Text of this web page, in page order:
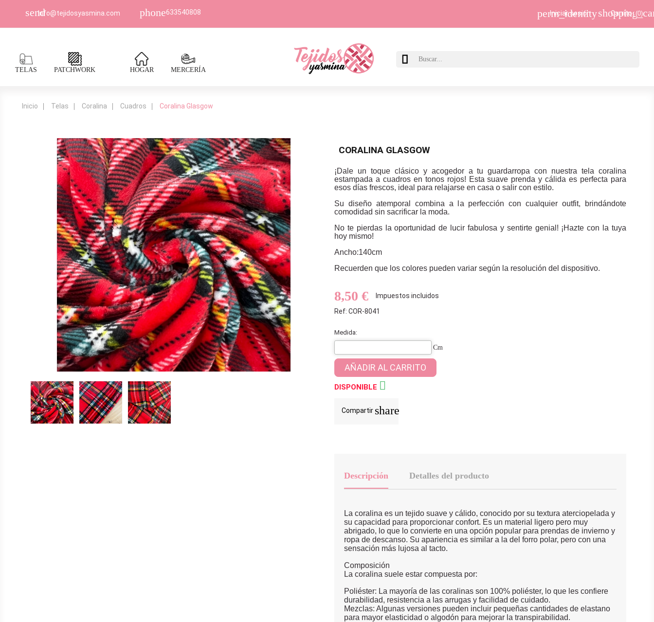
sendInfo@tejidosyasmina.com phone633540808 perm_identity
Iniciar sesión Carrito (0)
TELAS PATCHWORK HOGAR MERCERÍA

Inicio Telas Coralina Cuadros Coralina Glasgow
CORALINA GLASGOW
¡Dale un toque clásico y acogedor a tu guardarropa con nuestra tela coralina
estampada a cuadros en tonos rojos! Esta suave prenda y cálida es perfecta para
esos días frescos, ideal para relajarse en casa o salir con estilo.
Su diseño atemporal combina a la perfección con cualquier outfit, brindándote
comodidad sin sacrificar la moda.
No te pierdas la oportunidad de lucir fabulosa y sentirte genial! ¡Hazte con la tuya
hoy mismo!
Ancho:140cm
Recuerden que los colores pueden variar según la resolución del dispositivo.
8,50 €
Impuestos incluidos
Ref: COR-8041
Medida:
Cm
AÑADIR AL CARRITO
DISPONIBLE 
Compartir share
Descripción Detalles del producto
La coralina es un tejido suave y cálido, conocido por su textura aterciopelada y
su capacidad para proporcionar confort. Es un material ligero pero muy
abrigado, lo que lo convierte en una opción popular para prendas de invierno y
ropa de descanso. Su apariencia es similar a la del forro polar, pero con una
sensación más lujosa al tacto.
Composición
La coralina suele estar compuesta por:
Poliéster: La mayoría de las coralinas son 100% poliéster, lo que les confiere
durabilidad, resistencia a las arrugas y facilidad de cuidado.
Mezclas: Algunas versiones pueden incluir pequeñas cantidades de elastano
para mayor elasticidad o algodón para mejorar la transpirabilidad.